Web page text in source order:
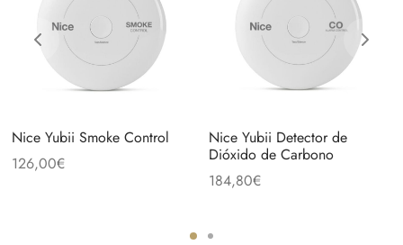
Nice Yubii Smoke Control
126,00€
Nice Yubii Detector de
Dióxido de Carbono
184,80€